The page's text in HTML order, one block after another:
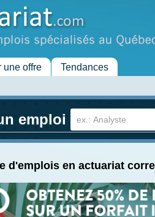
une offre Tendances
emploi
d'emplois en actuariat